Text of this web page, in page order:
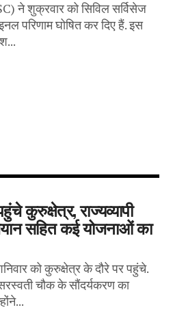
ने शुक्रवार को सिविल सर्विसेज
परिणाम घोषित कर दिए हैं. इस
कुरुक्षेत्र, राज्यव्यापी
सहित कई योजनाओं का
को कुरुक्षेत्र के दौरे पर पहुंचे.
चौक के सौंदर्यकरण का